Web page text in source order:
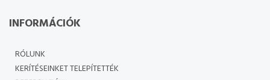
INFORMÁCIÓK
RÓLUNK
KERÍTÉSEINKET TELEPÍTETTÉK